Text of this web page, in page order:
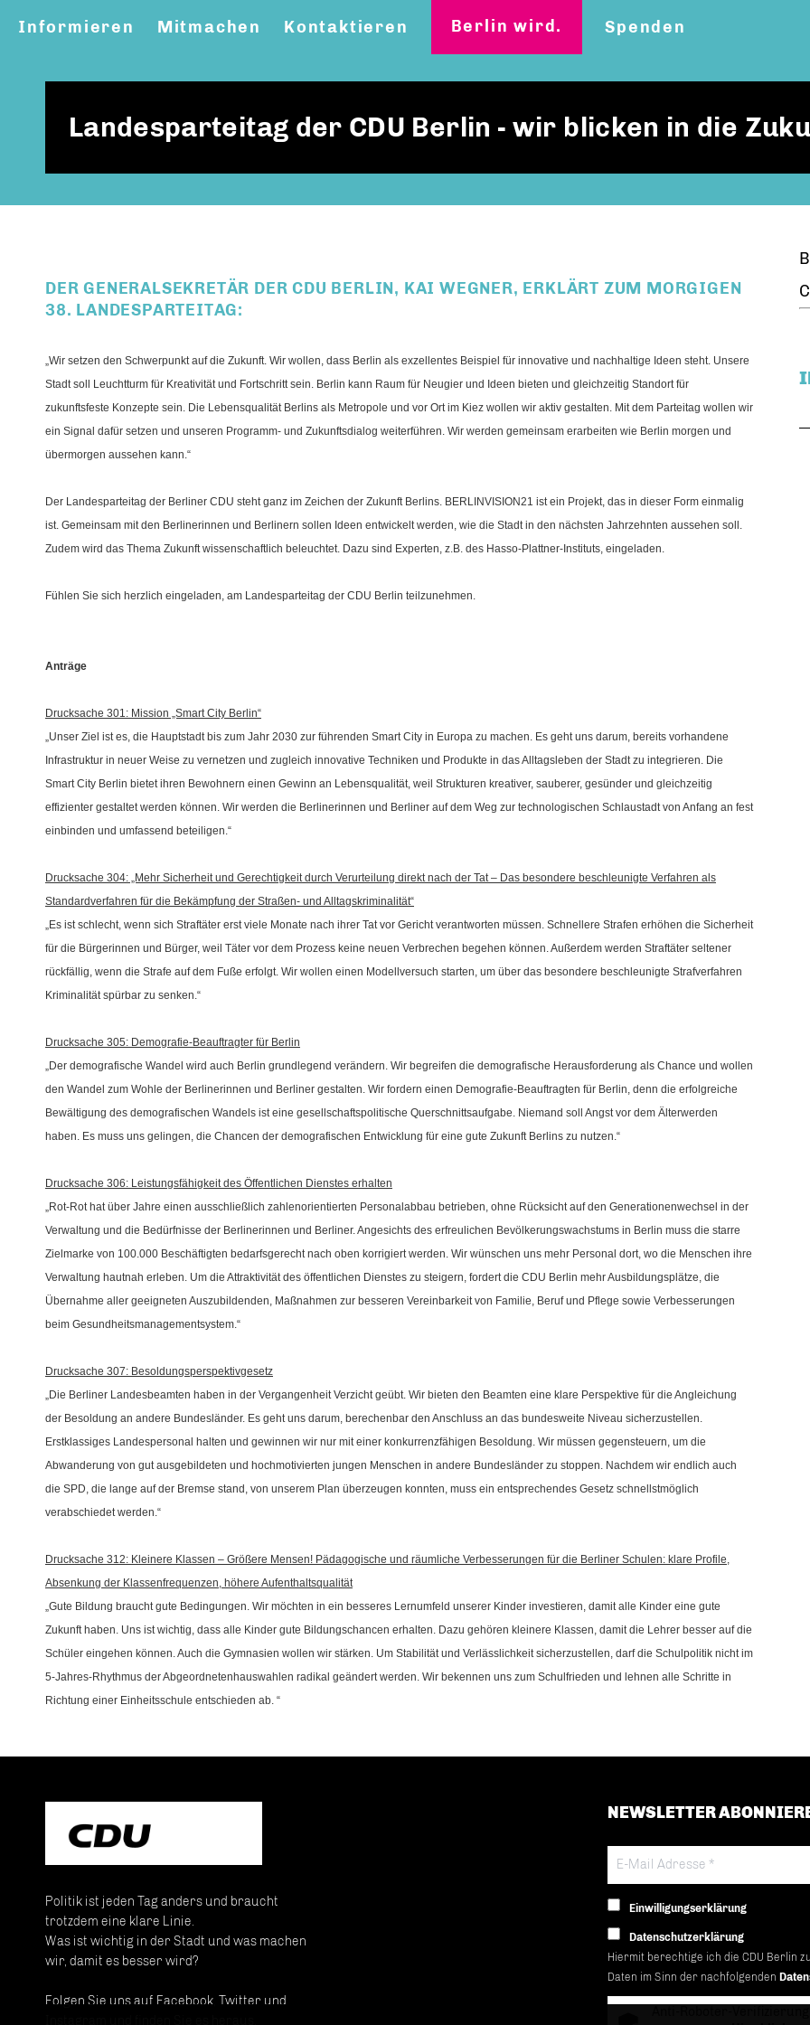
Informieren Mitmachen Kontaktieren Berlin wird. Spenden
Landesparteitag der CDU Berlin - wir blicken in die
DER GENERALSEKRETÄR DER CDU BERLIN, KAI WEGNER, ERKLÄRT ZUM MORGIGEN
38. LANDESPARTEITAG:
Wir setzen den Schwerpunkt auf die Zukunft. Wir wollen, dass Berlin als exzellentes Beispiel für innovative und nachhaltige Ideen steht. Unsere
Stadt soll Leuchtturm für Kreativität und Fortschritt sein. Berlin kann Raum für Neugier und Ideen bieten und gleichzeitig Standort für
zukunftsfeste Konzepte sein. Die Lebensqualität Berlins als Metropole und vor Ort im Kiez wollen wir aktiv gestalten. Mit dem Parteitag wollen wir
ein Signal dafür setzen und unseren Programm- und Zukunftsdialog weiterführen. Wir werden gemeinsam erarbeiten wie Berlin morgen und
übermorgen aussehen kann.“
Der Landesparteitag der Berliner CDU steht ganz im Zeichen der Zukunft Berlins. BERLINVISION21 ist ein Projekt, das in dieser Form einmalig
ist. Gemeinsam mit den Berlinerinnen und Berlinern sollen Ideen entwickelt werden, wie die Stadt in den nächsten Jahrzehnten aussehen soll.
Zudem wird das Thema Zukunft wissenschaftlich beleuchtet. Dazu sind Experten, z.B. des Hasso-Plattner-Instituts, eingeladen.
Fühlen Sie sich herzlich eingeladen, am Landesparteitag der CDU Berlin teilzunehmen.
Anträge
Drucksache 301: Mission „Smart City Berlin“
Unser Ziel ist es, die Hauptstadt bis zum Jahr 2030 zur führenden Smart City in Europa zu machen. Es geht uns darum, bereits vorhandene
Infrastruktur in neuer Weise zu vernetzen und zugleich innovative Techniken und Produkte in das Alltagsleben der Stadt zu integrieren. Die
Smart City Berlin bietet ihren Bewohnern einen Gewinn an Lebensqualität, weil Strukturen kreativer, sauberer, gesünder und gleichzeitig
effizienter gestaltet werden können. Wir werden die Berlinerinnen und Berliner auf dem Weg zur technologischen Schlaustadt von Anfang an fest
einbinden und umfassend beteiligen.“
Drucksache 304: „Mehr Sicherheit und Gerechtigkeit durch Verurteilung direkt nach der Tat – Das besondere beschleunigte Verfahren als
Standardverfahren für die Bekämpfung der Straßen- und Alltagskriminalität“
Es ist schlecht, wenn sich Straftäter erst viele Monate nach ihrer Tat vor Gericht verantworten müssen. Schnellere Strafen erhöhen die Sicherheit
für die Bürgerinnen und Bürger, weil Täter vor dem Prozess keine neuen Verbrechen begehen können. Außerdem werden Straftäter seltener
rückfällig, wenn die Strafe auf dem Fuße erfolgt. Wir wollen einen Modellversuch starten, um über das besondere beschleunigte Strafverfahren
Kriminalität spürbar zu senken.“
Drucksache 305: Demografie-Beauftragter für Berlin
Der demografische Wandel wird auch Berlin grundlegend verändern. Wir begreifen die demografische Herausforderung als Chance und wollen
den Wandel zum Wohle der Berlinerinnen und Berliner gestalten. Wir fordern einen Demografie-Beauftragten für Berlin, denn die erfolgreiche
Bewältigung des demografischen Wandels ist eine gesellschaftspolitische Querschnittsaufgabe. Niemand soll Angst vor dem Älterwerden
haben. Es muss uns gelingen, die Chancen der demografischen Entwicklung für eine gute Zukunft Berlins zu nutzen.“
Drucksache 306: Leistungsfähigkeit des Öffentlichen Dienstes erhalten
Rot-Rot hat über Jahre einen ausschließlich zahlenorientierten Personalabbau betrieben, ohne Rücksicht auf den Generationenwechsel in der
Verwaltung und die Bedürfnisse der Berlinerinnen und Berliner. Angesichts des erfreulichen Bevölkerungswachstums in Berlin muss die starre
Zielmarke von 100.000 Beschäftigten bedarfsgerecht nach oben korrigiert werden. Wir wünschen uns mehr Personal dort, wo die Menschen ihre
Verwaltung hautnah erleben. Um die Attraktivität des öffentlichen Dienstes zu steigern, fordert die CDU Berlin mehr Ausbildungsplätze, die
Übernahme aller geeigneten Auszubildenden, Maßnahmen zur besseren Vereinbarkeit von Familie, Beruf und Pflege sowie Verbesserungen
beim Gesundheitsmanagementsystem.“
Drucksache 307: Besoldungsperspektivgesetz
Die Berliner Landesbeamten haben in der Vergangenheit Verzicht geübt. Wir bieten den Beamten eine klare Perspektive für die Angleichung
der Besoldung an andere Bundesländer. Es geht uns darum, berechenbar den Anschluss an das bundesweite Niveau sicherzustellen.
Erstklassiges Landespersonal halten und gewinnen wir nur mit einer konkurrenzfähigen Besoldung. Wir müssen gegensteuern, um die
Abwanderung von gut ausgebildeten und hochmotivierten jungen Menschen in andere Bundesländer zu stoppen. Nachdem wir endlich auch
die SPD, die lange auf der Bremse stand, von unserem Plan überzeugen konnten, muss ein entsprechendes Gesetz schnellstmöglich
verabschiedet werden.“
Drucksache 312: Kleinere Klassen – Größere Mensen! Pädagogische und räumliche Verbesserungen für die Berliner Schulen: klare Profile,
Absenkung der Klassenfrequenzen, höhere Aufenthaltsqualität
Gute Bildung braucht gute Bedingungen. Wir möchten in ein besseres Lernumfeld unserer Kinder investieren, damit alle Kinder eine gute
Zukunft haben. Uns ist wichtig, dass alle Kinder gute Bildungschancen erhalten. Dazu gehören kleinere Klassen, damit die Lehrer besser auf die
Schüler eingehen können. Auch die Gymnasien wollen wir stärken. Um Stabilität und Verlässlichkeit sicherzustellen, darf die Schulpolitik nicht im
5-Jahres-Rhythmus der Abgeordnetenhauswahlen radikal geändert werden. Wir bekennen uns zum Schulfrieden und lehnen alle Schritte in
Richtung einer Einheitsschule entschieden ab. “
Politik ist jeden Tag anders und braucht
trotzdem eine klare Linie.
Was ist wichtig in der Stadt und was machen
wir, damit es besser wird?
Folgen Sie uns auf Facebook, Twitter und
NEWSLETTER
Einwilligungserklärung
Datenschutzerklärung
Hiermit berechtige ich die CDU Berlin
Daten im Sinn der nachfolgenden